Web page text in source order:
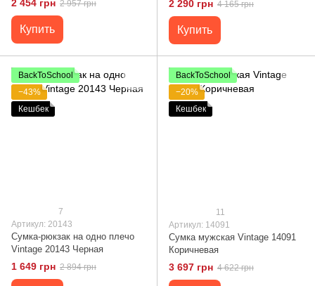
2 454 грн 2 957 грн
Купить
2 290 грн 4 165 грн
Купить
BackToSchool
−43%
Кешбек
7
Артикул: 20143
Сумка-рюкзак на одно плечо
Vintage 20143 Черная
1 649 грн 2 894 грн
BackToSchool
−20%
Кешбек
11
Артикул: 14091
Сумка мужская Vintage 14091
Коричневая
3 697 грн 4 622 грн